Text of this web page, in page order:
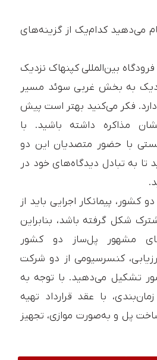
می‌دهید کدام‌یک از گزینه‌های
بین‌المللی کپنهاک نزدیک
به بخش غربی سوئد مسیر
فکر می‌کنید بهتر است پیش
مذاکره داشته باشید. با
با حضور متصدیان این دو
به تبادل دیدگاه‌های خود در
کشور، پیمانکار اجرایی باید از
شکل گرفته باشد، بنابراین
مشهور پل‌ساز دو کشور
کنسرسیومی از دو شرکت
تشکیل می‌دهید. با توجه به
با عقد قرارداد تهیه
پل و به‌صورت موازی، تجهیز